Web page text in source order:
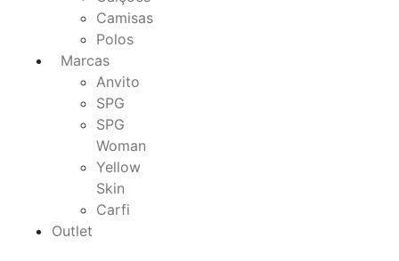
Camisas
Polos
Marcas
Anvito
SPG
SPG
Woman
Yellow
Skin
Carfi
Outlet